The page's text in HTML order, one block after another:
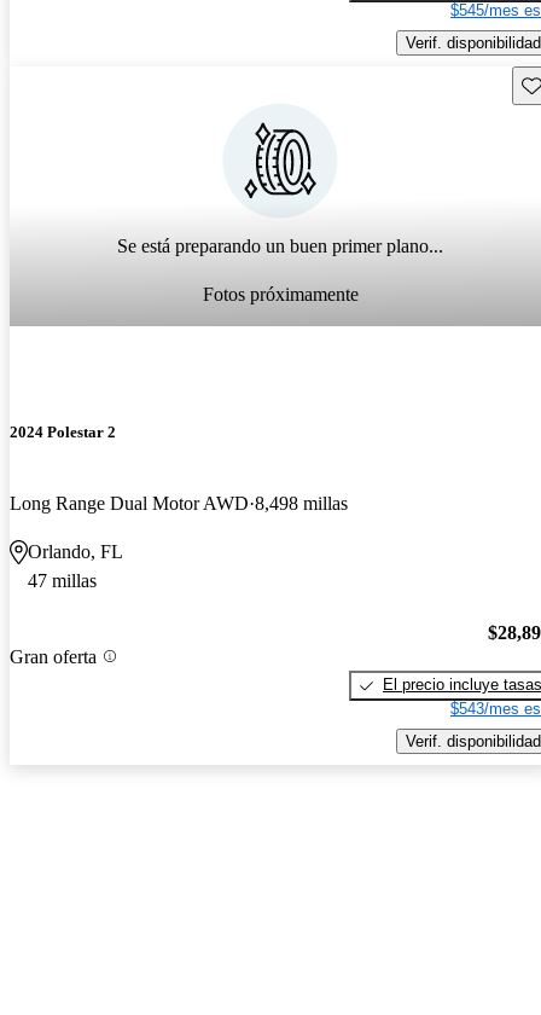
$545/mes
Verif. disponibilidad
Se está preparando un buen primer plano...
Fotos próximamente
2024 Polestar 2
Long Range Dual Motor AWD 8,498 millas
Orlando, FL
47 millas
Gran oferta
El precio incluye tasas
$543/mes
Verif. disponibilidad